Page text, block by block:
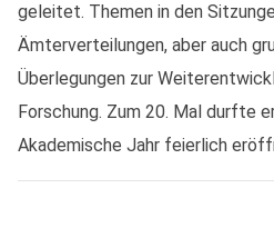
geleitet. Themen in den
Ämterverteilungen, aber auch
Überlegungen zur
Forschung. Zum 20. Mal durfte
Akademische Jahr feierlich